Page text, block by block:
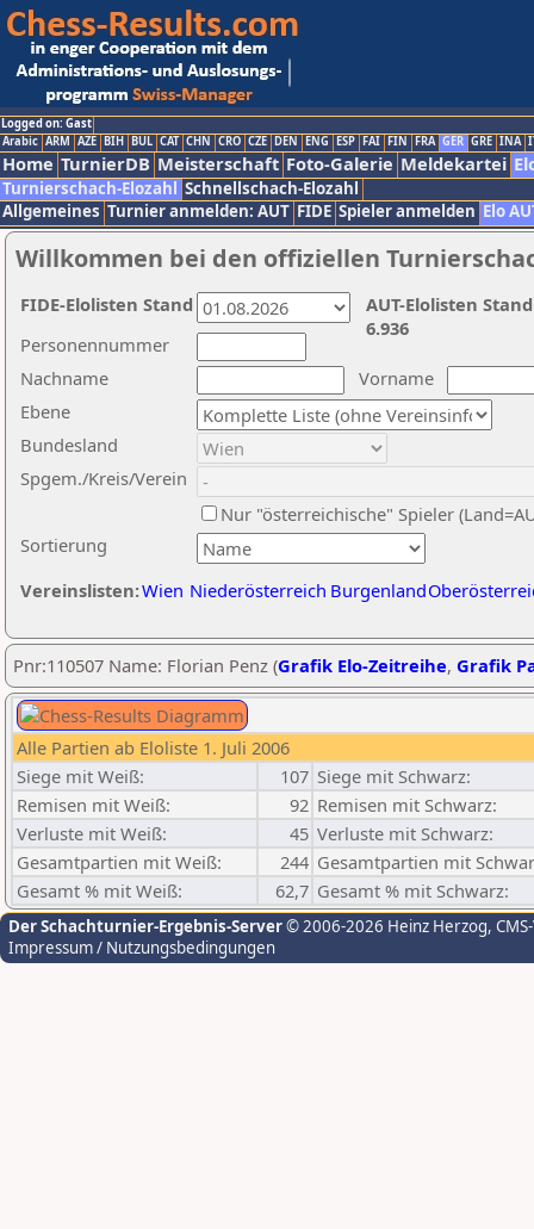
Logged on: Gast
Arabic ARM AZE BIH BUL CAT CHN CRO CZE DEN ENG ESP FAI FIN FRA GER GRE INA
Home TurnierDB Meisterschaft Foto-Galerie Meldekartei
Turnierschach-Elozahl Schnellschach-Elozahl
Allgemeines Turnier anmelden: AUT FIDE Spieler anmelden Elo
Willkommen bei den offiziellen
Nachname
Vorname
Ebene
Sortierung
Personennummer
Bundesland
Spgem./Kreis/Verein
Nur "österreichische" Spieler
Vereinslisten:Wien Niederösterreich Burgenland
AUT-Elolisten
6.936
FIDE-Elolisten Stand
Pnr:110507 Name: Florian Penz (Grafik Elo-Zeitreihe, Grafik
Alle Partien ab Eloliste 1. Juli 2006
Siege mit Weiß:
107 Siege mit Schwarz:
Remisen mit Weiß:
92 Remisen mit Schwarz:
Verluste mit Weiß:
45 Verluste mit Schwarz:
Gesamtpartien mit Weiß:
244 Gesamtpartien mit
Gesamt % mit Weiß:
62,7 Gesamt % mit Schwarz:
Der Schachturnier-Ergebnis-Server© 2006-2026 Heinz Herzog,
Impressum / Nutzungsbedingungen